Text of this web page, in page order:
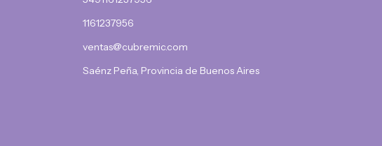
1161237956
ventas@cubremic.com
Saénz Peña, Provincia de Buenos Aires